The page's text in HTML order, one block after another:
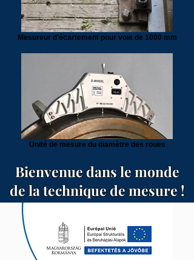
Mesureur d'écartement pour voie de 1000 mm
Unité de mesure du diamètre des roues
Bienvenue dans le monde
de la technique de mesure !